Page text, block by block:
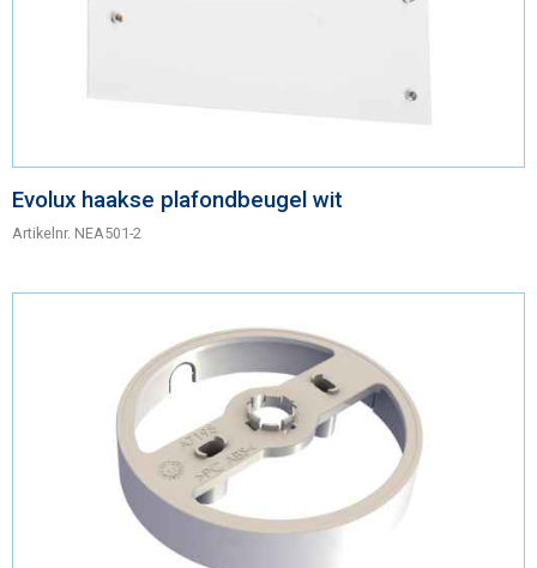
Evolux haakse plafondbeugel wit
Artikelnr. NEA501-2